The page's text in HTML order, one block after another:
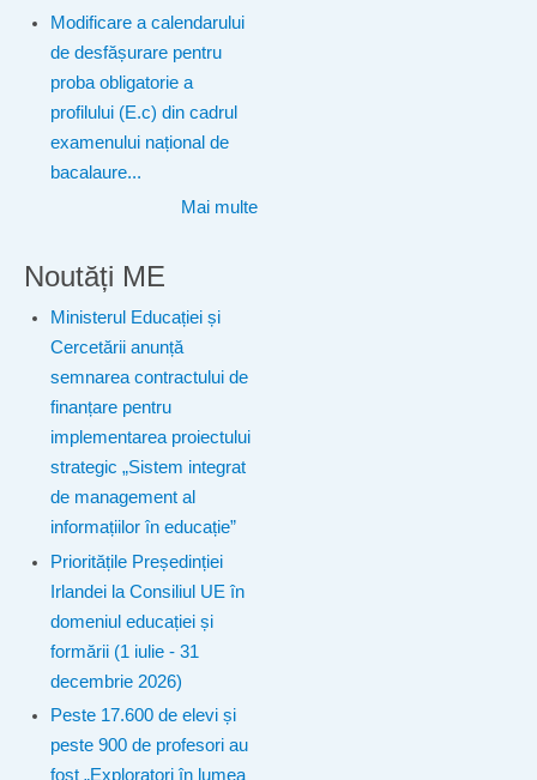
Modificare a calendarului
de desfășurare pentru
proba obligatorie a
profilului (E.c) din cadrul
examenului național de
bacalaure...
Mai multe
Noutăți ME
Ministerul Educației și
Cercetării anunță
semnarea contractului de
finanțare pentru
implementarea proiectului
strategic „Sistem integrat
de management al
informațiilor în educație”
Prioritățile Președinției
Irlandei la Consiliul UE în
domeniul educației și
formării (1 iulie - 31
decembrie 2026)
Peste 17.600 de elevi și
peste 900 de profesori au
fost „Exploratori în lumea